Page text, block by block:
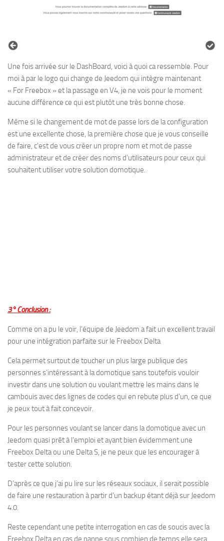
Une fois arrivée sur le DashBoard, voici à quoi ca ressemble. Pour
moi à par le logo qui change de Jeedom qui intègre maintenant
« For Freebox » et la passage en V4, je ne vois pour le moment
aucune différence ce qui est plutôt une très bonne chose.
Même si le changement de mot de passe lors de la configuration
est une excellente chose, la première chose que je vous conseille
de faire, c’est de vous créer un propre nom et mot de passe
administrateur et de créer des noms d’utilisateurs pour ceux qui
souhaitent utiliser votre solution domotique.
3° Conclusion :
Comme on a pu le voir, l’équipe de Jeedom a fait un excellent travail
pour une intégration parfaite sur le Freebox Delta
Cela permet surtout de toucher un plus large publique des
personnes s’intéressant à la domotique sans toutefois vouloir
investir dans une solution ou voulant mettre les mains dans le
cambouis avec des lignes de codes qui en rebute plus d’un, ce que
je peux tout à fait concevoir.
Pour les personnes voulant se lancer dans la domotique avec un
Jeedom quasi prêt à l’emploi et ayant bien évidemment une
Freebox Delta ou une Delta S, je ne peux que les encourager à
tester cette solution.
D’après ce que j’ai pu lire sur les réseaux sociaux, il serait possible
de faire une restauration à partir d’un backup étant déjà sur Jeedom
4.0.
Reste cependant une petite interrogation en cas de soucis avec la
Freebox Delta en cas de panne sous combien de temps elle sera